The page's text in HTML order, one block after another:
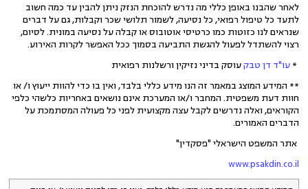
לאחר שהבנו באופן כללי מה נדרש להוכחת הנזק ניתן להבין עד כמה חשוב
לתעד כל טיפול רפואי, כל נסיעה, לשמור תלושי שכר וקבלות, גם על דברים
שנראים לנו כזוטות כמו כרטיסי אוטובוס או קבלה על נסיעה במונית. לסיום,
רצוי להשתדל לפעול להגשת התביעה בסמוך ככל האפשר לקרות האירוע.
* עו"ד דן טבקעוסק בדיני נזיקין ורשלנות רפואית
** המידע המוצג במאמר זה הנו מידע כללי בלבד, ואין בו כדי להוות ייעוץ ו/ או
חוות דעת משפטית. המחבר ו/או המערכת אינם נושאים באחריות כלשהי כלפי
הקוראים, ואלה נדרשים לקבל עצה מקצועית לפני כל פעולה המסתמכת על
הדברים האמורים.
אתר המשפט הישראלי "פסקדין"
www.psakdin.co.il